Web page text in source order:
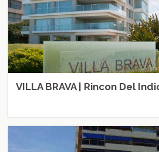
VILLA BRAVA | Rincon Del